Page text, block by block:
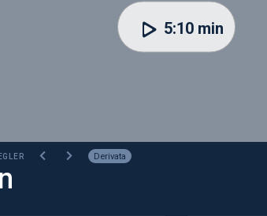
Derivata
5:10 min